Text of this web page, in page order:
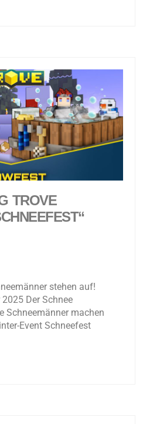
TROVE
stehen auf!
Der Schnee
Schneemänner machen
Event Schneefest